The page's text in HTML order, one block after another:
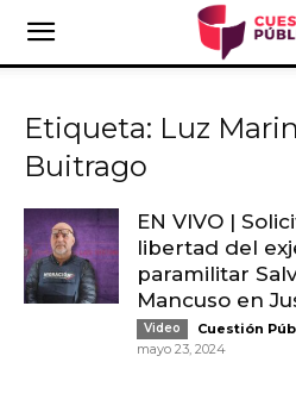
Etiqueta: Luz
Buitrago
EN VIVO |
libertad del
paramilitar
Mancuso en
Video Cuestión
mayo 23, 2024